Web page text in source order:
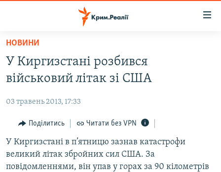
Перейти
основного
матеріалу
до
навігації
Перейти
до
пошуку
ВОДА.КРИМ
ПОЛІТИКА
БЛОГИ
ПОГЛЯД
ІНТЕРВ'Ю
НОВИНИ
У Киргизстані розбився
військовий літак зі США
03 травень 2013, 17:33
Поділитись Читати без VPN
У Киргизстані в п’ятницю зазнав катастрофи
великий літак збройних сил США. За
повідомленнями, він упав у горах за 90 кілометрів